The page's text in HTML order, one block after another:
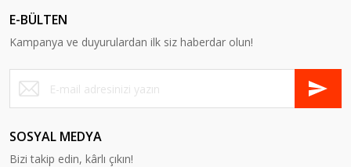
E-BÜLTEN
Kampanya ve duyurulardan ilk siz haberdar olun!
SOSYAL MEDYA
Bizi takip edin, kârlı çıkın!